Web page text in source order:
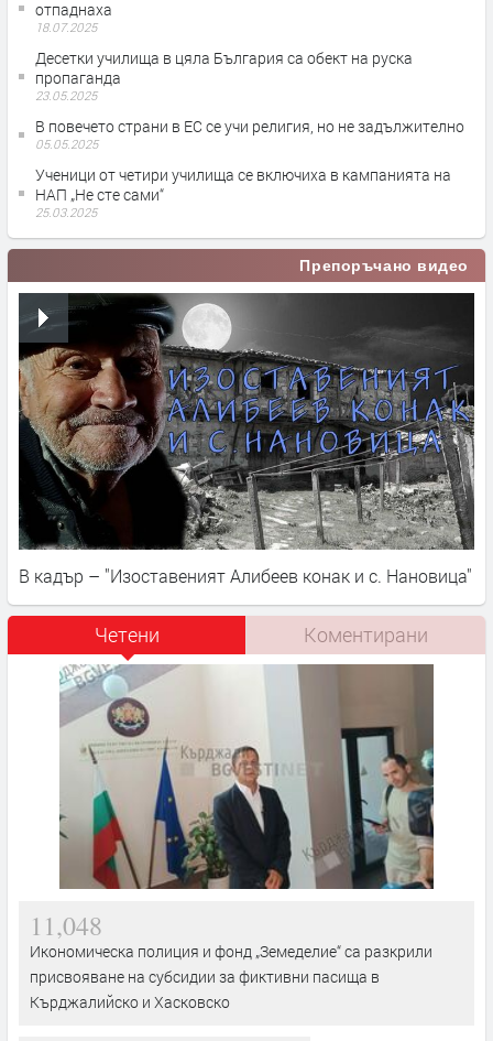
отпаднаха
18.07.2025
Десетки училища в цяла България са обект на руска
пропаганда
23.05.2025
В повечето страни в ЕС се учи религия, но не задължително
05.05.2025
Ученици от четири училища се включиха в кампанията на
НАП „Не сте сами“
25.03.2025
Препоръчано видео
В кадър – "Изоставеният Алибеев конак и с. Нановица"
Четени Коментирани
11,048
Икономическа полиция и фонд „Земеделие“ са разкрили
присвояване на субсидии за фиктивни пасища в
Кърджалийско и Хасковско